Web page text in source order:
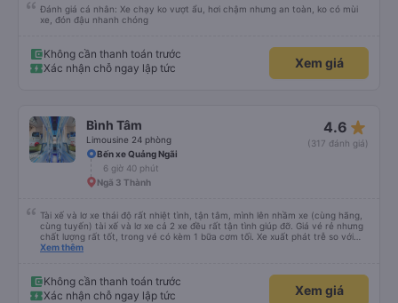
Đánh giá cá nhân: Xe chạy ko vượt ẩu, hơi chậm nhưng an toàn, ko có mùi
xe, đón đậu nhanh chóng
Không cần thanh toán trước
Xác nhận chỗ ngay lập tức
Xem giá
Bình Tâm
Limousine 24 phòng
4.6 star_rate
(317 đánh giá)
Bến xe Quảng Ngãi
6 giờ 40 phút
Ngã 3 Thành
Tài xế và lơ xe thái độ rất nhiệt tình, tận tâm, mình lên nhầm xe (cùng hãng,
cùng tuyến) tài xế và lơ xe cả 2 xe đều rất tận tình giúp đỡ. Giá vé rẻ nhưng
chất lượng rất tốt, trong vé có kèm 1 bữa cơm tối. Xe xuất phát trễ so với
trên app 45p, nhưng do bão nên trời mưa rất to, có thể thông cảm được.
Xem thêm
Không cần thanh toán trước
Xác nhận chỗ ngay lập tức
Xem giá